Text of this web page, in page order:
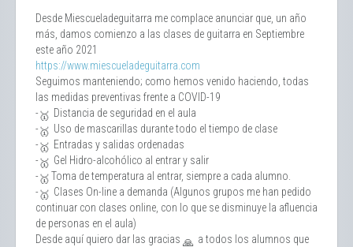
Desde Miescueladeguitarra me complace anunciar que, un año
más, damos comienzo a las clases de guitarra en Septiembre
este año 2021
https://www.miescueladeguitarra.com
Seguimos manteniendo; como hemos venido haciendo, todas
las medidas preventivas frente a COVID-19
-
Distancia de seguridad en el aula
-
Uso de mascarillas durante todo el tiempo de clase
-
Entradas y salidas ordenadas
-
Gel Hidro-alcohólico al entrar y salir
-
Toma de temperatura al entrar, siempre a cada alumno.
-
Clases On-line a demanda (Algunos grupos me han pedido
continuar con clases online, con lo que se disminuye la afluencia
de personas en el aula)
Desde aquí quiero dar las gracias
a todos los alumnos que